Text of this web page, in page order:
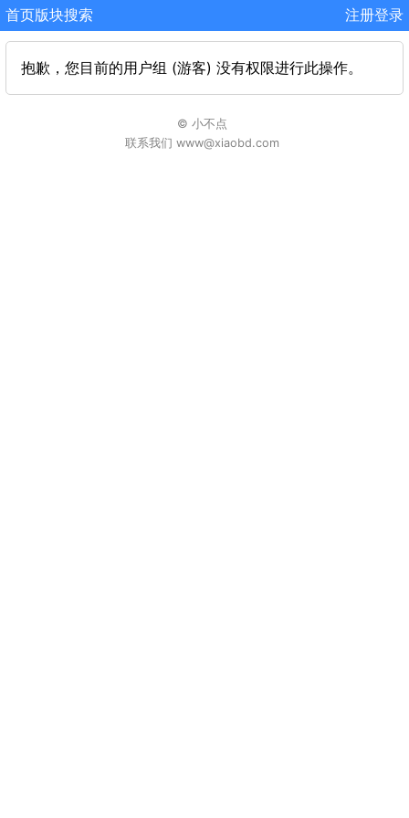
首页版块搜索 注册登录
抱歉，您目前的用户组 (游客) 没有权限进行此操作。
© 小不点
联系我们 www@xiaobd.com